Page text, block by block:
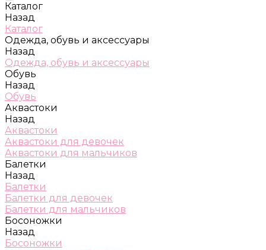
Каталог
Назад
Каталог
Одежда, обувь и аксессуары
Назад
Одежда, обувь и аксессуары
Обувь
Назад
Обувь
Аквастоки
Назад
Аквастоки
Аквастоки для девочек
Аквастоки для мальчиков
Балетки
Назад
Балетки
Балетки для девочек
Балетки для мальчиков
Босоножки
Назад
Босоножки